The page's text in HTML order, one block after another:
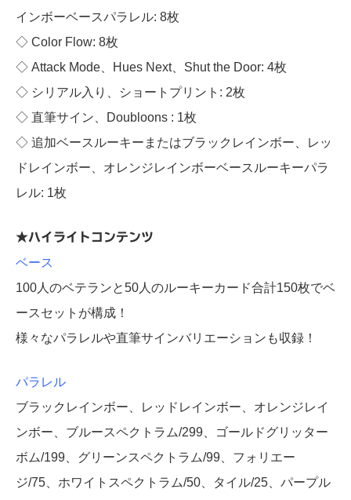
インボーベースパラレル: 8枚
◇ Color Flow: 8枚
◇ Attack Mode、Hues Next、Shut the Door: 4枚
◇ シリアル入り、ショートプリント: 2枚
◇ 直筆サイン、Doubloons : 1枚
◇ 追加ベースルーキーまたはブラックレインボー、レッ
ドレインボー、オレンジレインボーベースルーキーパラ
レル: 1枚
★ハイライトコンテンツ
ベース
100人のベテランと50人のルーキーカード合計150枚でベ
ースセットが構成！
様々なパラレルや直筆サインバリエーションも収録！
パラレル
ブラックレインボー、レッドレインボー、オレンジレイ
ンボー、ブルースペクトラム/299、ゴールドグリッター
ボム/199、グリーンスペクトラム/99、フォリエー
ジ/75、ホワイトスペクトラム/50、タイル/25、パープル